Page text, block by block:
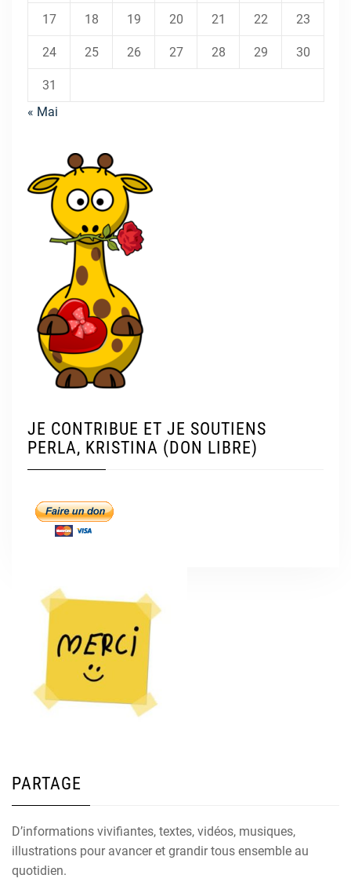
17 18 19 20 21 22 23
24 25 26 27 28 29 30
31
« Mai
JE CONTRIBUE ET JE SOUTIENS
PERLA, KRISTINA (DON LIBRE)
PARTAGE
D’informations vivifiantes, textes, vidéos, musiques,
illustrations pour avancer et grandir tous ensemble au
quotidien.